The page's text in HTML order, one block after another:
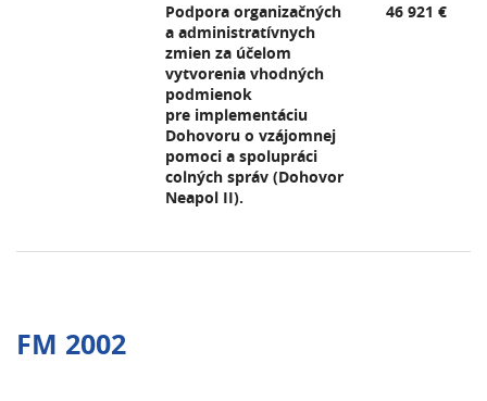
Podpora organizačných
a administratívnych
zmien za účelom
vytvorenia vhodných
podmienok
pre implementáciu
Dohovoru o vzájomnej
pomoci a spolupráci
colných správ (Dohovor
Neapol II).
46 921 €
FM 2002